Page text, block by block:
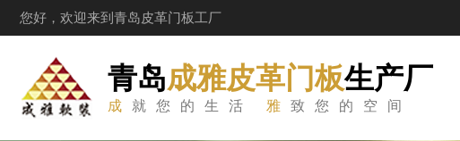
您好，欢迎来到青岛皮革门板工厂
青岛成雅皮革门板生产厂
成 就您的生活 雅 致您的空间